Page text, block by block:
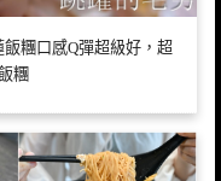
糰口感Q彈超級好，超
糰